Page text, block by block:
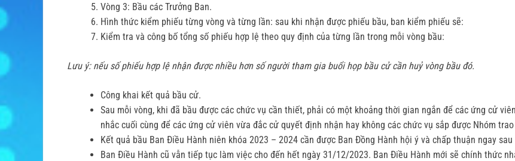
Vòng 3: Bầu các Trưởng Ban.
Hình thức kiểm phiếu từng vòng và từng lần: sau khi nhận được phiếu bầu, ban kiểm phiếu sẽ:
Kiểm tra và công bố tổng số phiếu hợp lệ theo quy định của từng lần trong mỗi vòng bầu:
Lưu ý: nếu số phiếu hợp lệ nhận được nhiều hơn số người tham gia buổi họp bầu cử cần huỷ vòng bầu đó.
Công khai kết quả bầu cử.
Sau mỗi vòng, khi đã bầu được các chức vụ cần thiết, phải có một khoảng thời gian ngắn để các ứng cử
nhắc cuối cùng để các ứng cử viên vừa đắc cử quyết định nhận hay không các chức vụ sắp được Nhóm
Kết quả bầu Ban Điều Hành niên khóa 2023 – 2024 cần được Ban Đồng Hành hội ý và chấp thuận ngay
Ban Điều Hành cũ vẫn tiếp tục làm việc cho đến hết ngày 31/12/2023. Ban Điều Hành mới sẽ chính thức